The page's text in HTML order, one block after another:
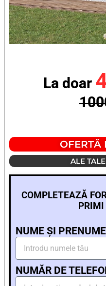
La doar
OFERTĂ
ALE
COMPLETEAZĂ
PRIMI
NUME ȘI PRENUME
NUMĂR DE